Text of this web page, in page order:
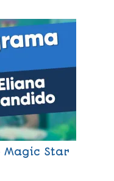
Magic Star